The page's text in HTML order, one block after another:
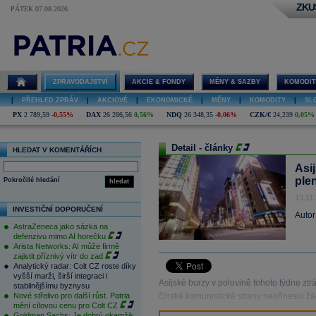
PÁTEK 07.08.2026
ZPRAVODAJSTVÍ AKCIE & FONDY MĚNY & SAZBY
PŘEHLED ZPRÁV AKCIOVÉ EKONOMICKÉ MĚNY KOMODITY
PX 2 789,59 -0,55% DAX 26 286,56 0,56% NDQ 26 348,35 -0,06% CZK/€ 24,239 0,05%
HLEDAT V KOMENTÁŘÍCH
hledat
Pokročilé hledání
INVESTIČNÍ DOPORUČENÍ
AstraZeneca jako sázka na
defenzivu mimo AI horečku
Arista Networks: AI může firmě
zajistit příznivý vítr do zad
Analytický radar: Colt CZ roste díky
vyšší marži, širší integraci i
stabilnějšímu byznysu
Nové střelivo pro další růst. Patria
mění cílovou cenu pro Colt CZ
Detail - články
Asijské burzy v polovině tohoto týdne
čínské komunistické strany nepřineslo